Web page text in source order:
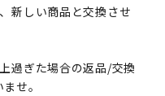
新しい商品と交換させ
過ぎた場合の返品/交換
せ。